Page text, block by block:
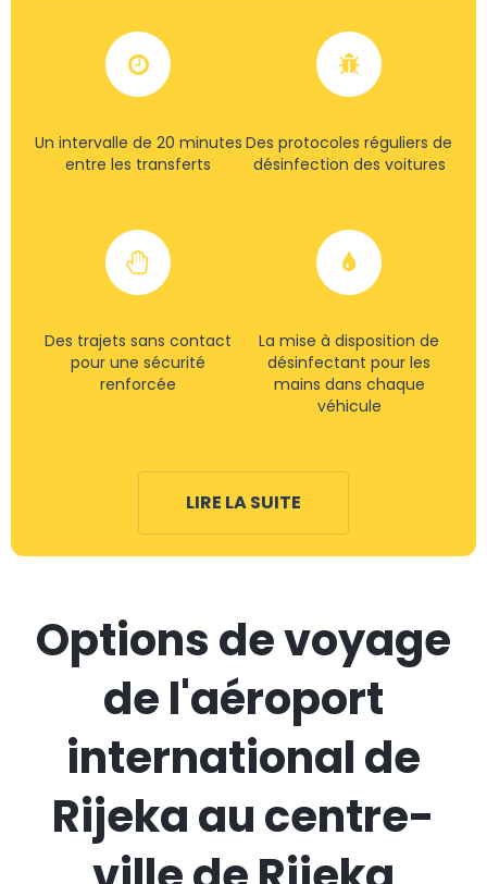
Un intervalle de 20 minutes
entre les transferts
Des protocoles réguliers de
désinfection des voitures
Des trajets sans contact
pour une sécurité
renforcée
La mise à disposition de
désinfectant pour les
mains dans chaque
véhicule
LIRE LA SUITE
Options de voyage
de l'aéroport
international de
Rijeka au centre-